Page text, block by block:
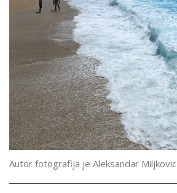
Autor fotografija je Aleksandar Miljkovic